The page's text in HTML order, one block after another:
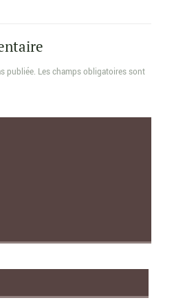
publiée. Les champs obligatoires sont